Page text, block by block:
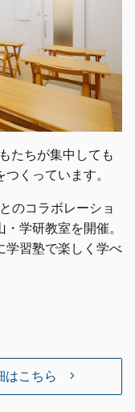
たちが集中しても
くっています。
のコラボレーショ
学研教室を開催。
学習塾で楽しく学べ
こちら